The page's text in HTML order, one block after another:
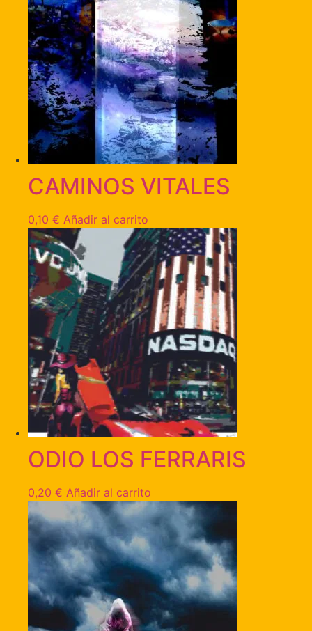
CAMINOS VITALES
0,10 € Añadir al carrito
ODIO LOS FERRARIS
0,20 € Añadir al carrito